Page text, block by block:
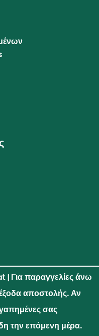
| Για παραγγελίες άνω
αποστολής. Αν
σας
την επόμενη μέρα.